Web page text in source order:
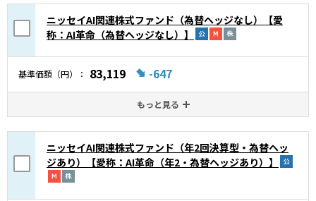
ニッセイAI関連株式ファンド（為替ヘッジなし）【愛
称：AI革命（為替ヘッジなし）】
基準価額（円） 83,119 -647
もっと見る
ニッセイAI関連株式ファンド（年2回決算型・為替ヘッ
ジあり）【愛称：AI革命（年2・為替ヘッジあり）】